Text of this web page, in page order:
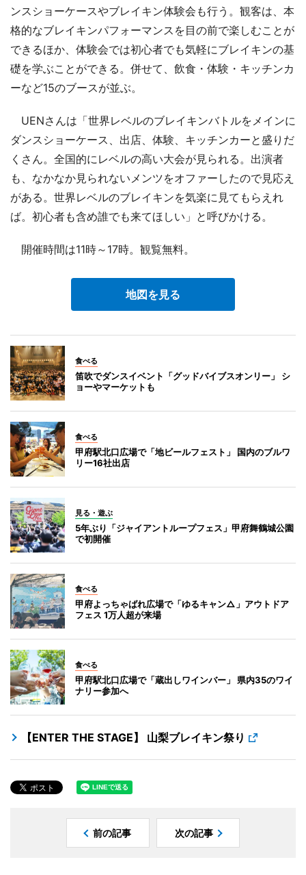
ンスショーケースやブレイキン体験会も行う。観客は、本
格的なブレイキンパフォーマンスを目の前で楽しむことが
できるほか、体験会では初心者でも気軽にブレイキンの基
礎を学ぶことができる。併せて、飲食・体験・キッチンカ
ーなど15のブースが並ぶ。
UENさんは「世界レベルのブレイキンバトルをメインに
ダンスショーケース、出店、体験、キッチンカーと盛りだ
くさん。全国的にレベルの高い大会が見られる。出演者
も、なかなか見られないメンツをオファーしたので見応え
がある。世界レベルのブレイキンを気楽に見てもらえれ
ば。初心者も含め誰でも来てほしい」と呼びかける。
開催時間は11時～17時。観覧無料。
地図を見る
食べる
笛吹でダンスイベント「グッドバイブスオンリー」 シ
ョーやマーケットも
食べる
甲府駅北口広場で「地ビールフェスト」 国内のブルワ
リー16社出店
見る・遊ぶ
5年ぶり「ジャイアントループフェス」甲府舞鶴城公園
で初開催
食べる
甲府よっちゃばれ広場で「ゆるキャン△」アウトドア
フェス 1万人超が来場
食べる
甲府駅北口広場で「蔵出しワインバー」 県内35のワイ
ナリー参加へ
【ENTER THE STAGE】 山梨ブレイキン祭り
前の記事 次の記事